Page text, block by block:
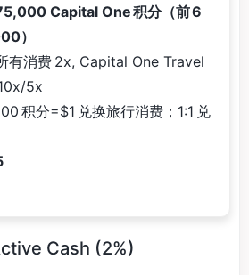
Capital One 积分（前 6
）
有消费 2x, Capital One Travel
5x
积分=$1 兑换旅行消费；1:1 兑
Cash (2%)